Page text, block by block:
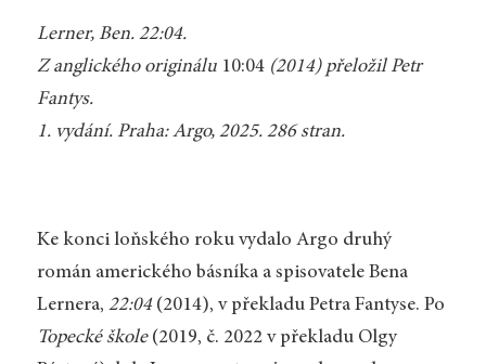
Lerner, Ben. 22:04.
Z anglického originálu 10:04(2014) přeložil Petr
Fantys.
1. vydání. Praha: Argo, 2025. 286 stran.
Ke konci loňského roku vydalo Argo druhý
román amerického básníka a spisovatele Bena
Lernera, 22:04(2014), v překladu Petra Fantyse. Po
Topecké škole(2019, č. 2022 v překladu Olgy